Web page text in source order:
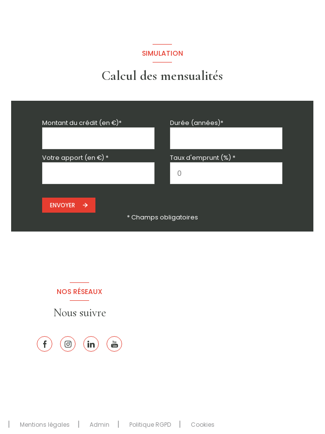
SIMULATION
Calcul des mensualités
Montant du crédit (en €)* Durée (années)*
Votre apport (en €) * Taux d'emprunt (%) *
ENVOYER
* Champs obligatoires
NOS RÉSEAUX
Nous suivre
Mentions légales Admin Politique RGPD Cookies